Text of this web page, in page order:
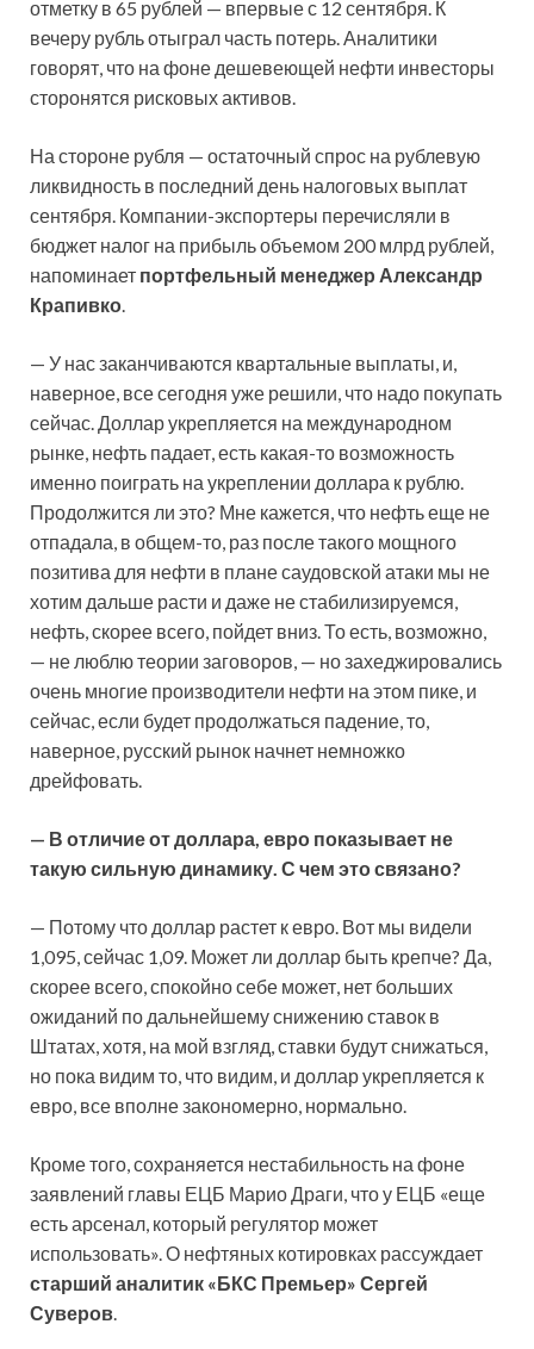
отметку в 65 рублей — впервые с 12 сентября. К
вечеру рубль отыграл часть потерь. Аналитики
говорят, что на фоне дешевеющей нефти инвесторы
сторонятся рисковых активов.
На стороне рубля — остаточный спрос на рублевую
ликвидность в последний день налоговых выплат
сентября. Компании-экспортеры перечисляли в
бюджет налог на прибыль объемом 200 млрд рублей,
напоминает портфельный менеджер Александр
Крапивко.
— У нас заканчиваются квартальные выплаты, и,
наверное, все сегодня уже решили, что надо покупать
сейчас. Доллар укрепляется на международном
рынке, нефть падает, есть какая-то возможность
именно поиграть на укреплении доллара к рублю.
Продолжится ли это? Мне кажется, что нефть еще не
отпадала, в общем-то, раз после такого мощного
позитива для нефти в плане саудовской атаки мы не
хотим дальше расти и даже не стабилизируемся,
нефть, скорее всего, пойдет вниз. То есть, возможно,
— не люблю теории заговоров, — но захеджировались
очень многие производители нефти на этом пике, и
сейчас, если будет продолжаться падение, то,
наверное, русский рынок начнет немножко
дрейфовать.
— В отличие от доллара, евро показывает не
такую сильную динамику. С чем это связано?
— Потому что доллар растет к евро. Вот мы видели
1,095, сейчас 1,09. Может ли доллар быть крепче? Да,
скорее всего, спокойно себе может, нет больших
ожиданий по дальнейшему снижению ставок в
Штатах, хотя, на мой взгляд, ставки будут снижаться,
но пока видим то, что видим, и доллар укрепляется к
евро, все вполне закономерно, нормально.
Кроме того, сохраняется нестабильность на фоне
заявлений главы ЕЦБ Марио Драги, что у ЕЦБ «еще
есть арсенал, который регулятор может
использовать». О нефтяных котировках рассуждает
старший аналитик «БКС Премьер» Сергей
Суверов.